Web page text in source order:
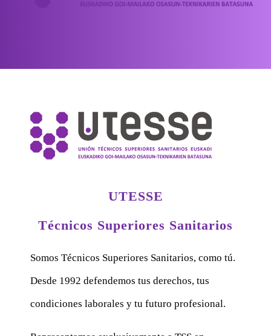
UTESSE
Técnicos Superiores Sanitarios
Somos Técnicos Superiores Sanitarios, como tú.
Desde 1992 defendemos tus derechos, tus
condiciones laborales y tu futuro profesional.